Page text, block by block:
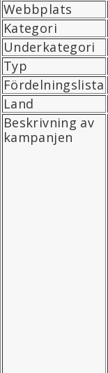
Webbplats
Kategori
Underkategori
Typ
Fördelningslista
Land
Beskrivning av
kampanjen